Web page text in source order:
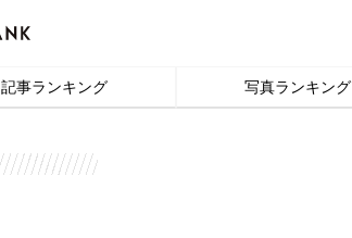
記事ランキング 写真ランキング